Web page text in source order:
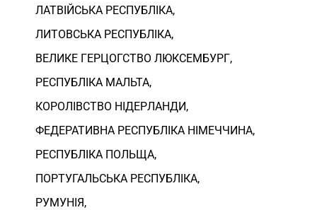
ЛАТВІЙСЬКА РЕСПУБЛІКА,
ЛИТОВСЬКА РЕСПУБЛІКА,
ВЕЛИКЕ ГЕРЦОГСТВО ЛЮКСЕМБУРГ,
РЕСПУБЛІКА МАЛЬТА,
КОРОЛІВСТВО НІДЕРЛАНДИ,
ФЕДЕРАТИВНА РЕСПУБЛІКА НІМЕЧЧИНА,
РЕСПУБЛІКА ПОЛЬЩА,
ПОРТУГАЛЬСЬКА РЕСПУБЛІКА,
РУМУНІЯ,